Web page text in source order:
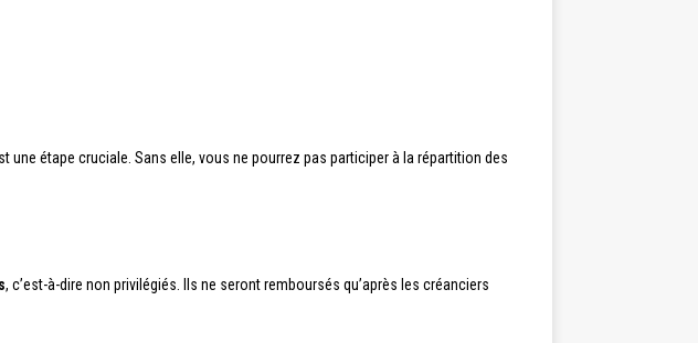
étape cruciale. Sans elle, vous ne pourrez pas participer à la répartition des
, c’est-à-dire non privilégiés. Ils ne seront remboursés qu’après les créanciers